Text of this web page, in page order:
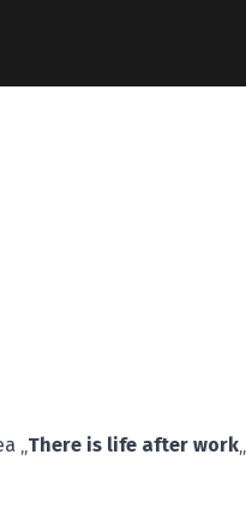
„There is life after work